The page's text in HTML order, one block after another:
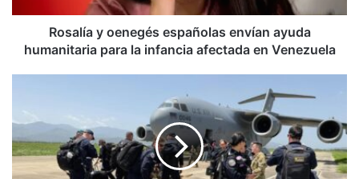
la
afectada
Rosalía y oenegés españolas envían ayuda
humanitaria para la infancia afectada en Venezuela
puente
aéreo
con